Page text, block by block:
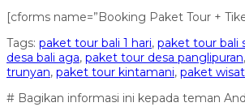
[cforms name=”Booking Paket Tour +
Tags: paket tour bali 1 hari, paket tour bali
desa bali aga, paket tour desa panglipuran,
trunyan, paket tour kintamani, paket
# Bagikan informasi ini kepada teman